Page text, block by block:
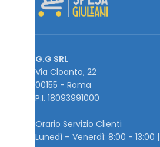
G.G SRL
Via Cloanto, 22
00155 - Roma
P.I. ‭18093991000
Orario Servizio Clienti
Lunedì – Venerdì: 8:00 - 13:00